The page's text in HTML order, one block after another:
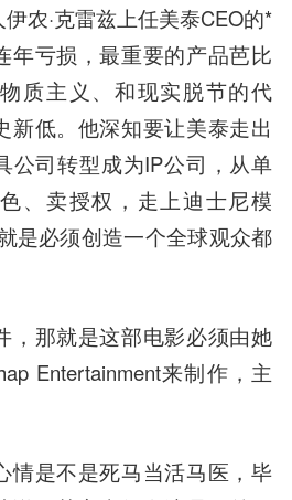
农·克雷兹上任美泰CEO的*
年亏损，最重要的产品芭比
质主义、和现实脱节的代
新低。他深知要让美泰走出
公司转型成为IP公司，从单
、卖授权，走上迪士尼模
是必须创造一个全球观众都
，那就是这部电影必须由她
Entertainment来制作，主
情是不是死马当活马医，毕